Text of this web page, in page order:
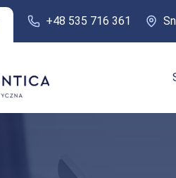
+48 535 716 361